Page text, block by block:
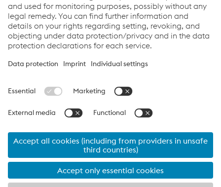
Links
Support & Service
Career
Terms & Conditions
Code of Conduct
Data Protection & Privacy
Cookie settings
Language